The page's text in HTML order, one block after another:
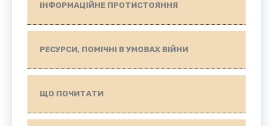
ІНФОРМАЦІЙНЕ ПРОТИСТОЯННЯ
РЕСУРСИ, ПОМІЧНІ В УМОВАХ ВІЙНИ
ЩО ПОЧИТАТИ